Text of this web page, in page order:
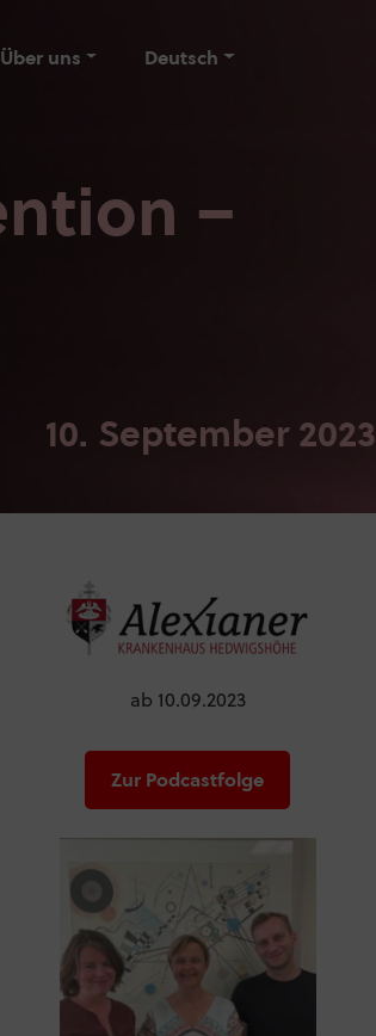
Über uns Deutsch
–
10. September 2023
ab 10.09.2023
Zur Podcastfolge